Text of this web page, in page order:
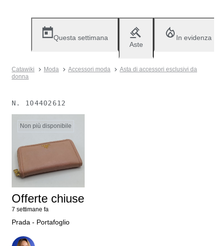
Questa settimana
Aste
In evidenza
Catawiki Moda Accessori moda
Asta di accessori esclusivi da
donna
N. 104402612
Non più disponibile
Offerte chiuse
7 settimane fa
Prada - Portafoglio